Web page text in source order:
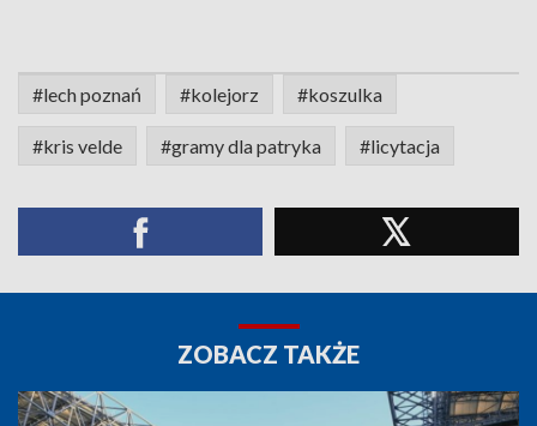
#lech poznań #kolejorz #koszulka
#kris velde #gramy dla patryka #licytacja
ZOBACZ TAKŻE